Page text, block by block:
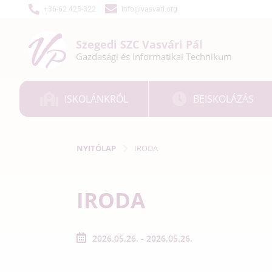
+36-62 425-322 info@vasvari.org
Szegedi SZC Vasvári Pál
Gazdasági és Informatikai Technikum
ISKOLÁNKRÓL BEISKOLÁZÁS
NYITÓLAP IRODA
IRODA
2026.05.26. - 2026.05.26.